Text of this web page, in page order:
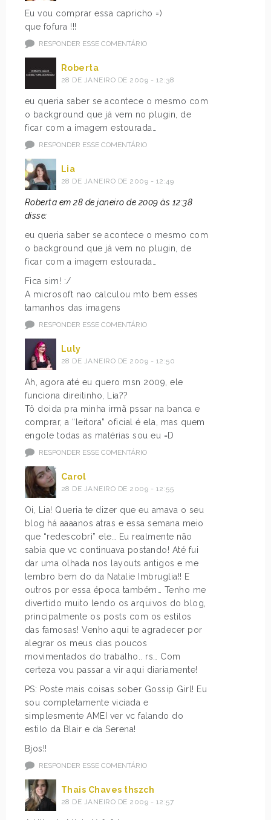
Eu vou comprar essa capricho =)
que fofura !!!
RESPONDER ESSE COMENTÁRIO
Roberta
28 DE JANEIRO DE 2009 - 12:38
eu queria saber se acontece o mesmo com
o background que já vem no plugin, de
ficar com a imagem estourada…
RESPONDER ESSE COMENTÁRIO
Lia
28 DE JANEIRO DE 2009 - 12:49
Roberta em 28 de janeiro de 2009 às 12:38
disse:
eu queria saber se acontece o mesmo com
o background que já vem no plugin, de
ficar com a imagem estourada…
Fica sim! :/
A microsoft nao calculou mto bem esses
tamanhos das imagens
RESPONDER ESSE COMENTÁRIO
Luly
28 DE JANEIRO DE 2009 - 12:50
Ah, agora até eu quero msn 2009, ele
funciona direitinho, Lia??
Tô doida pra minha irmã pssar na banca e
comprar, a “leitora” oficial é ela, mas quem
engole todas as matérias sou eu =D
RESPONDER ESSE COMENTÁRIO
Carol
28 DE JANEIRO DE 2009 - 12:55
Oi, Lia! Queria te dizer que eu amava o seu
blog há aaaanos atras e essa semana meio
que “redescobri” ele… Eu realmente não
sabia que vc continuava postando! Até fui
dar uma olhada nos layouts antigos e me
lembro bem do da Natalie Imbruglia!! E
outros por essa época também… Tenho me
divertido muito lendo os arquivos do blog,
principalmente os posts com os estilos
das famosas! Venho aqui te agradecer por
alegrar os meus dias poucos
movimentados do trabalho.. rs… Com
certeza vou passar a vir aqui diariamente!
PS: Poste mais coisas sober Gossip Girl! Eu
sou completamente viciada e
simplesmente AMEI ver vc falando do
estilo da Blair e da Serena!
Bjos!!
RESPONDER ESSE COMENTÁRIO
Thais Chaves thszch
28 DE JANEIRO DE 2009 - 12:57